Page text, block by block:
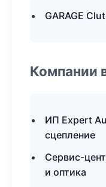
GARAGE
Компании
ИП Expert
сцепление
Сервис-
и оптика